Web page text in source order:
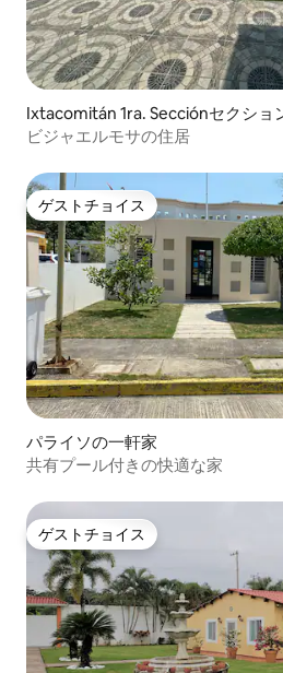
Ixtacomitán 1ra. Secciónセクショ
ビジャエルモサの住居
ゲストチョイス
ゲストチョイス
パライソの一軒家
共有プール付きの快適な家
ゲストチョイス
ゲストチョイス